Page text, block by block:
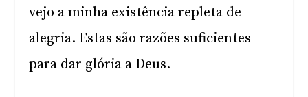
vejo a minha existência repleta de
alegria. Estas são razões suficientes
para dar glória a Deus.